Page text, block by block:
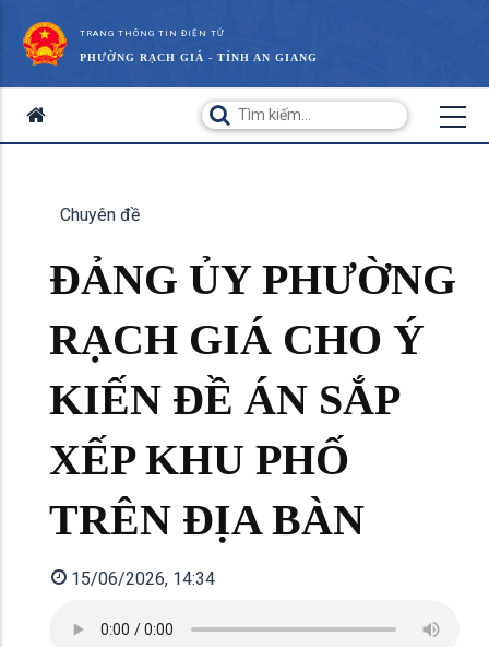
TRANG THÔNG TIN ĐIỆN TỬ
PHƯỜNG RẠCH GIÁ - TỈNH AN GIANG
Chuyên đề
ĐẢNG ỦY PHƯỜNG
RẠCH GIÁ CHO Ý
KIẾN ĐỀ ÁN SẮP
XẾP KHU PHỐ
TRÊN ĐỊA BÀN
15/06/2026, 14:34